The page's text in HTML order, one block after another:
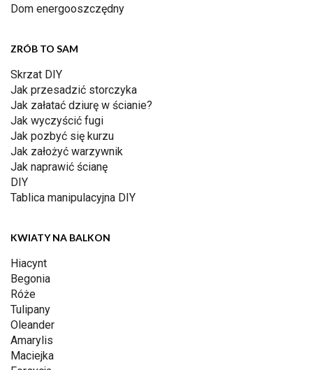
Dom energooszczędny
ZRÓB TO SAM
Skrzat DIY
Jak przesadzić storczyka
Jak załatać dziurę w ścianie?
Jak wyczyścić fugi
Jak pozbyć się kurzu
Jak założyć warzywnik
Jak naprawić ścianę
DIY
Tablica manipulacyjna DIY
KWIATY NA BALKON
Hiacynt
Begonia
Róże
Tulipany
Oleander
Amarylis
Maciejka